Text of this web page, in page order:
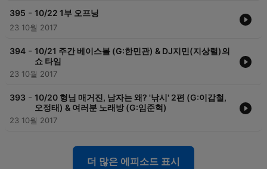
395 - 10/22 1부 오프닝
23 10월 2017
394 - 10/21 주간 베이스볼 (G:한민관) & DJ지민(지상렬)의
쇼 타임
23 10월 2017
393 - 10/20 형님 매거진, 남자는 왜? '낚시' 2편 (G:이갑철,
오정태) & 여러분 노래방 (G:임준혁)
23 10월 2017
더 많은 에피소드 표시